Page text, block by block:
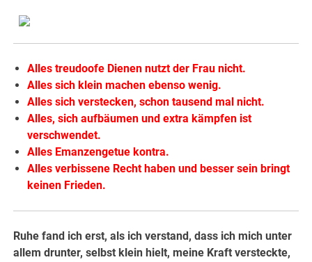
Alles treudoofe Dienen nutzt der Frau nicht.
Alles sich klein machen ebenso wenig.
Alles sich verstecken, schon tausend mal nicht.
Alles, sich aufbäumen und extra kämpfen ist
verschwendet.
Alles Emanzengetue kontra.
Alles verbissene Recht haben und besser sein bringt
keinen Frieden.
Ruhe fand ich erst, als ich verstand, dass ich mich unter
allem drunter, selbst klein hielt, meine Kraft versteckte,